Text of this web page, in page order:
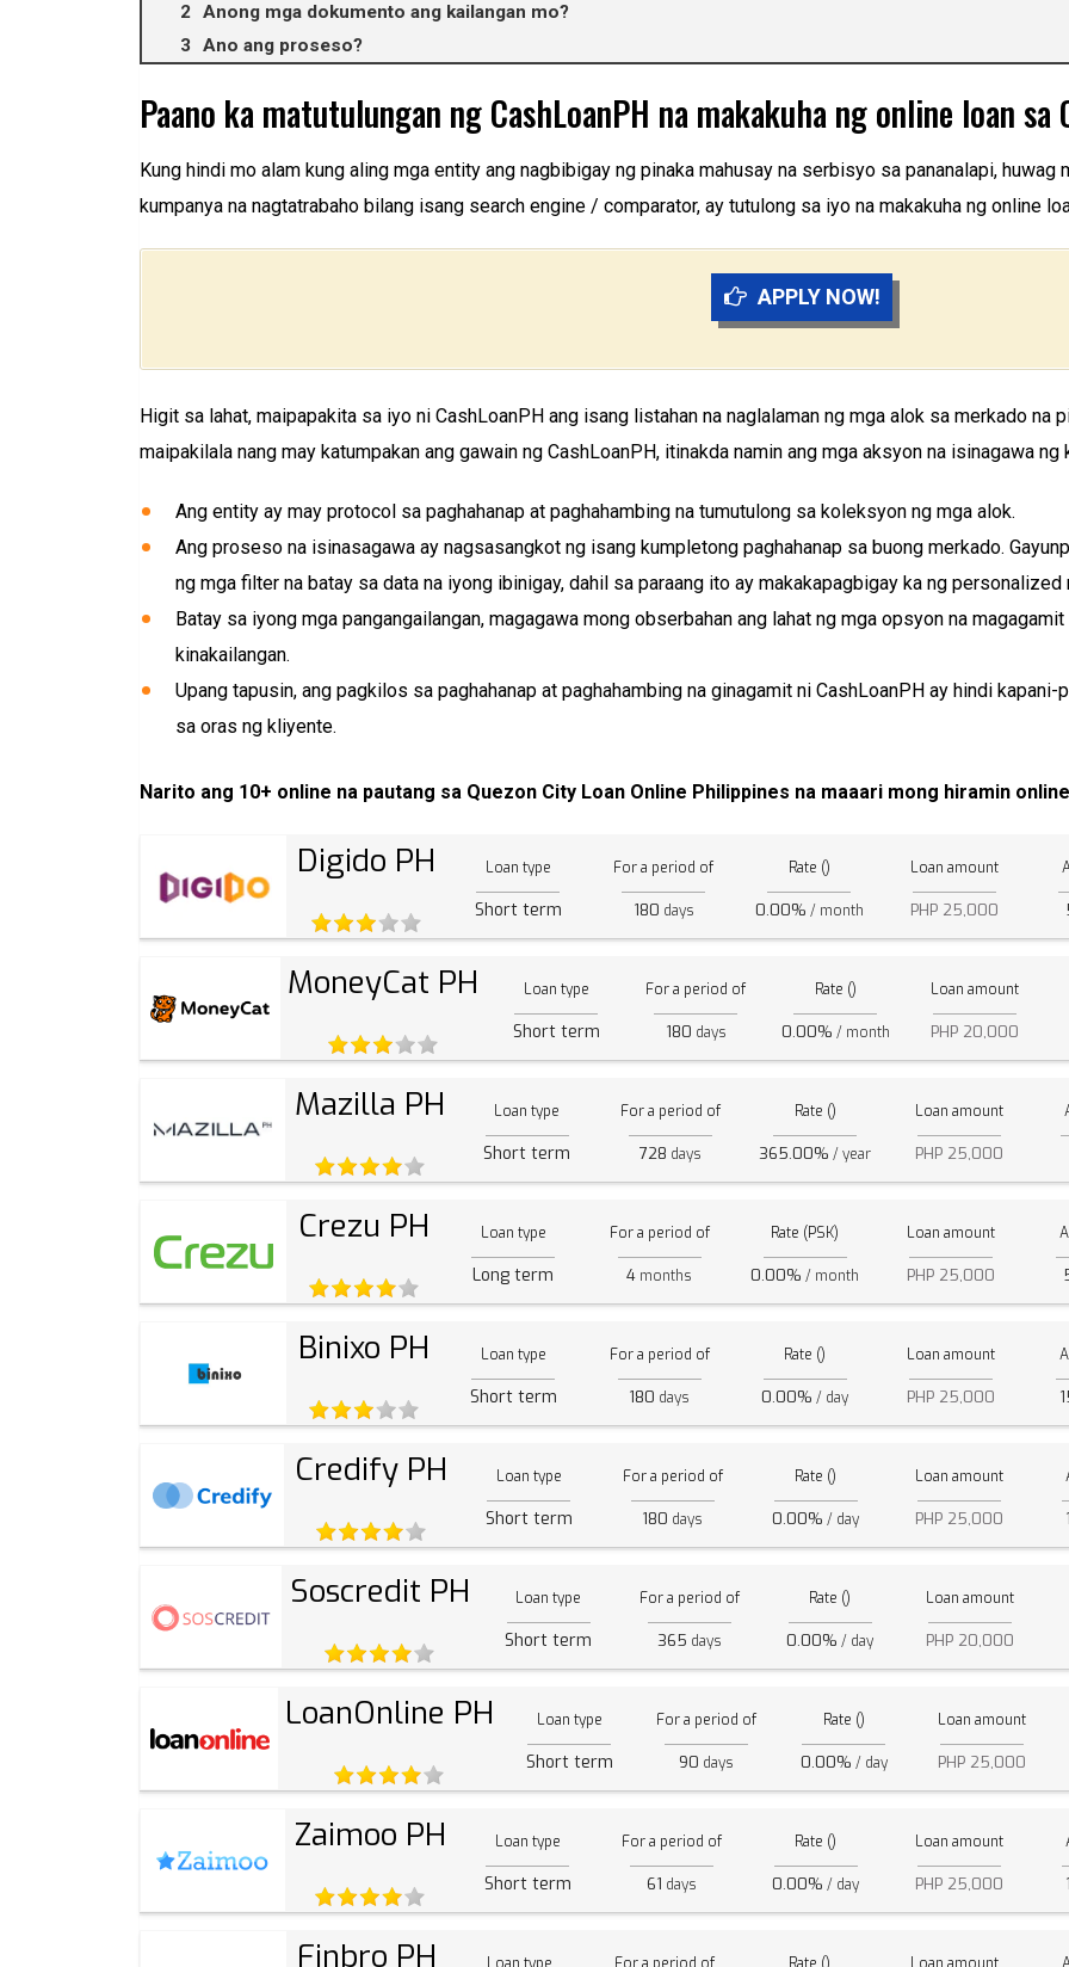
Anong mga dokumento ang kailangan mo?
Ano ang proseso?
Paano ka matutulungan ng CashLoanPH na makakuha ng online loan sa
Kung hindi mo alam kung aling mga entity ang nagbibigay ng pinaka mahusay na serbisyo sa pananalapi, huwag
kumpanya na nagtatrabaho bilang isang search engine / comparator, ay tutulong sa iyo na makakuha ng online
APPLY NOW!
Higit sa lahat, maipapakita sa iyo ni CashLoanPH ang isang listahan na naglalaman ng mga alok sa merkado na
maipakilala nang may katumpakan ang gawain ng CashLoanPH, itinakda namin ang mga aksyon na isinagawa ng
Ang entity ay may protocol sa paghahanap at paghahambing na tumutulong sa koleksyon ng mga alok.
Ang proseso na isinasagawa ay nagsasangkot ng isang kumpletong paghahanap sa buong merkado.
ng mga filter na batay sa data na iyong ibinigay, dahil sa paraang ito ay makakapagbigay ka ng personalized
Batay sa iyong mga pangangailangan, magagawa mong obserbahan ang lahat ng mga opsyon na
kinakailangan.
Upang tapusin, ang pagkilos sa paghahanap at paghahambing na ginagamit ni CashLoanPH ay hindi
sa oras ng kliyente.
Narito ang 10+ online na pautang sa Quezon City Loan Online Philippines na maaari mong hiramin
Digido PH Loan type
Short term
For a period of
180 days
Rate ()
0.00% / month
Loan amount
PHP 25,000
MoneyCat PH Loan type
Short term
For a period of
180 days
Rate ()
0.00% / month
Loan amount
PHP 20,000
Mazilla PH Loan type
Short term
For a period of
728 days
Rate ()
365.00% / year
Loan amount
PHP 25,000
Crezu PH Loan type
Long term
For a period of
4 months
Rate (PSK)
0.00% / month
Loan amount
PHP 25,000
Binixo PH Loan type
Short term
For a period of
180 days
Rate ()
0.00% / day
Loan amount
PHP 25,000
Credify PH Loan type
Short term
For a period of
180 days
Rate ()
0.00% / day
Loan amount
PHP 25,000
Soscredit PH Loan type
Short term
For a period of
365 days
Rate ()
0.00% / day
Loan amount
PHP 20,000
LoanOnline PH Loan type
Short term
For a period of
90 days
Rate ()
0.00% / day
Loan amount
PHP 25,000
Zaimoo PH Loan type
Short term
For a period of
61 days
Rate ()
0.00% / day
Loan amount
PHP 25,000
Finbro PH